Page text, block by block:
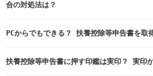
合の対処法は？
PCからでもできる？ 扶養控除等申告書を取
扶養控除等申告書に押す印鑑は実印？ 実印